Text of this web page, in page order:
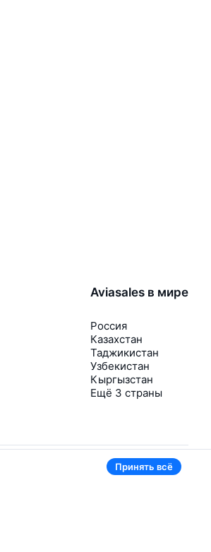
Aviasales в мире
Россия
Казахстан
Таджикистан
Узбекистан
Кыргызстан
Ещё 3 страны
Принять всё